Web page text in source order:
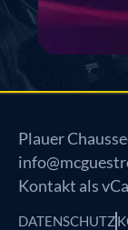
Plauer
Kontakt als
DATENSCHUTZ